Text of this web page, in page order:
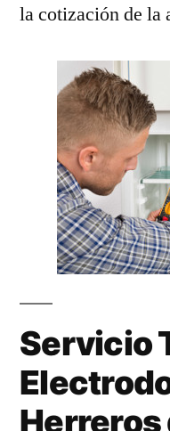
la cotización de la
Servicio
Herreros